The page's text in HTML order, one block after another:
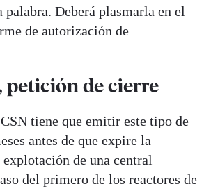
Deberá plasmarla en el
de autorización de
petición de cierre
tiene que emitir este tipo de
antes de que expire la
de una central
del primero de los reactores de